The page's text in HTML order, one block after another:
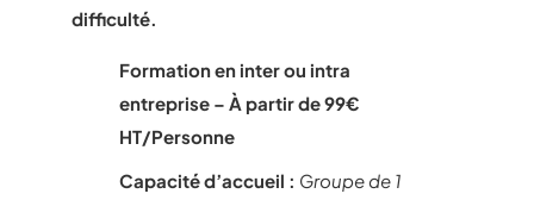
difficulté.
Formation en inter ou intra
entreprise – À partir de 99€
HT/Personne
Capacité d’accueil : Groupe de 1